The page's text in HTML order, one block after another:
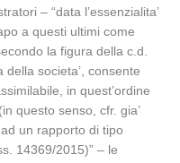
– “data l’essenzialita’
a questi ultimi come
la figura della c.d.
societa’, consente
in quest’ordine
questo senso, cfr. gia’
un rapporto di tipo
14369/2015)” – le